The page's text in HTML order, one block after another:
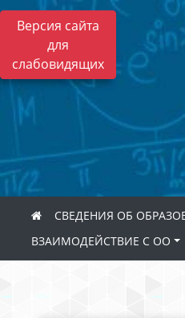
Версия сайта
для
слабовидящих
СВЕДЕНИЯ ОБ
ВЗАИМОДЕЙСТВИЕ С ОО